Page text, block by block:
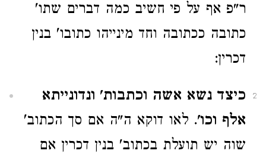
ר"פ אף על פי חשיב כמה דברים שתו'
כתובה ככתובה וחד מינייהו כתובו' בנין
דכרין:
2
כיצד נשא אשה וכתבות' ונדונייתא
אלף וכו'. לאו דוקא ה"ה אם סך הכתוב'
שוה יש תועלת בכתוב' בנין דכרין אם